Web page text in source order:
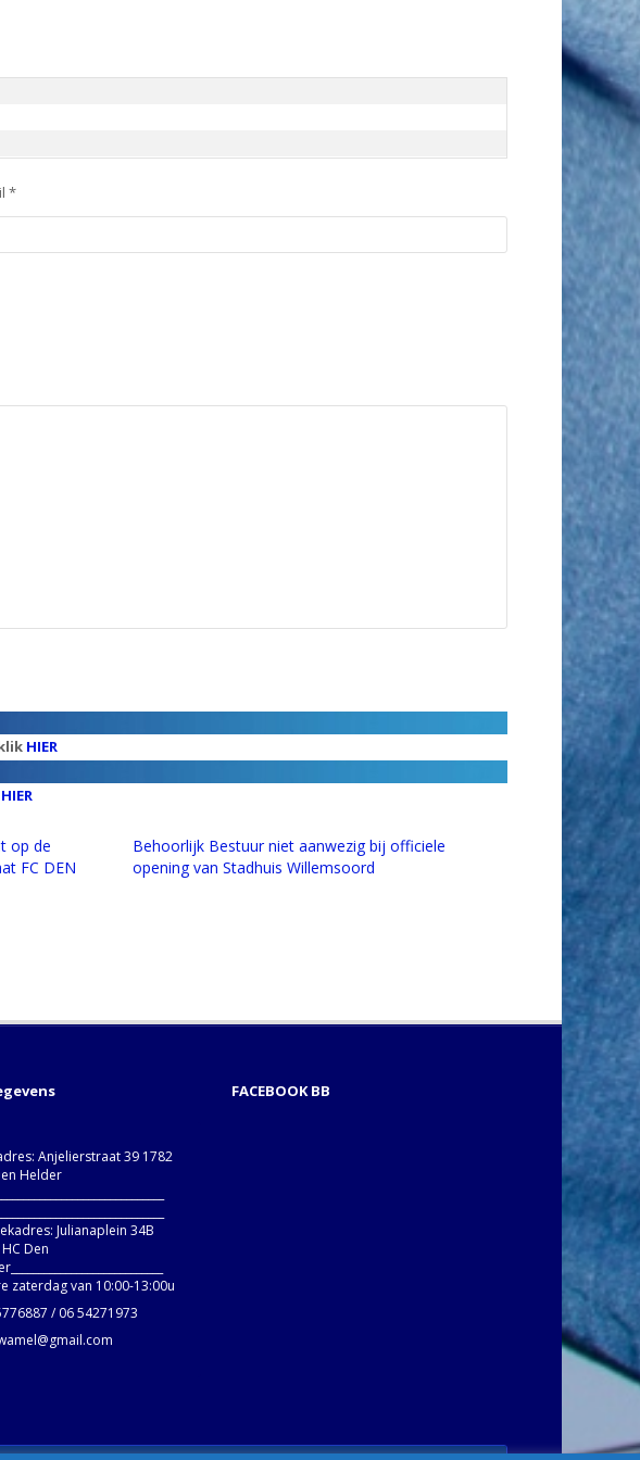
*
HIER
HIER
op de
FC DEN
Behoorlijk Bestuur niet aanwezig bij officiele
opening van Stadhuis Willemsoord
Anjelierstraat 39 1782
Helder
Julianaplein 34B
Den
zaterdag van 10:00-13:00u
/ 06 54271973
FACEBOOK BB